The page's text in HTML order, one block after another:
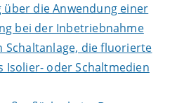
über die Anwendung einer
bei der Inbetriebnahme
Schaltanlage, die fluorierte
Isolier- oder Schaltmedien